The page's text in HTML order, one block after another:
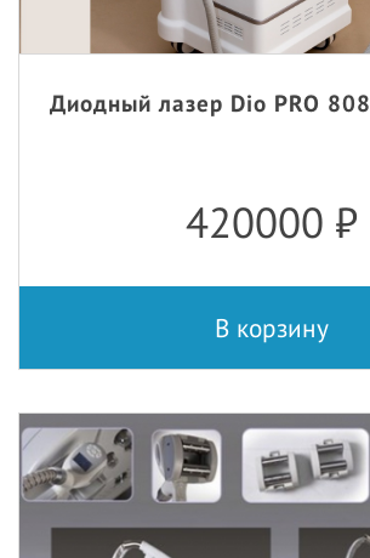
Диодный лазер Dio PRO 808
420000 ₽
В корзину